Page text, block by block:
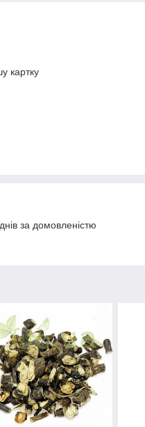
картку
за домовленістю